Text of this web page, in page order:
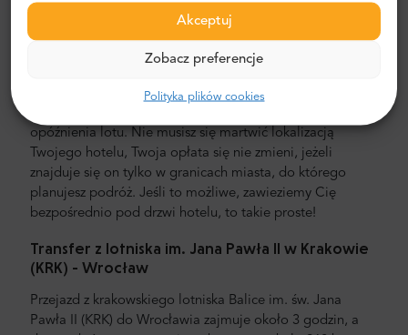
Akceptuj
Zobacz preferencje
Polityka plików cookies
stała, bez ukrytych kosztów. Nie musisz płacić gotówką.
karty kredytowej. Jeśli nadal nie jesteś pewny która opcja
uwagę że tylko prywatne transfery lotniskowe posiadają
opóźnienia lotu. Nie musisz się martwić lokalizacją
Twojego hotelu, Twoja opłata się nie zmieni, jeżeli
znajduje się on tylko w granicach miasta, do którego
planujesz podróż. Jeśli to możliwe, zawieziemy Cię
bezpośrednio pod drzwi hotelu, to takie proste!
Transfer z lotniska im. Jana Pawła II w Krakowie
(KRK) - Wrocław
Przejazd z krakowskiego lotniska Balice im. św. Jana
Pawła II (KRK) do Wrocławia zajmuje około 3 godzin, a